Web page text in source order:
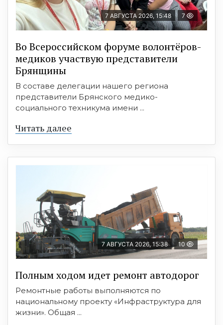
7 АВГУСТА 2026, 15:48 7
Во Всероссийском форуме волонтёров-
медиков участвую представители
Брянщины
В составе делегации нашего региона
представители Брянского медико-
социального техникума имени ...
Читать далее
7 АВГУСТА 2026, 15:38 10
Полным ходом идет ремонт автодорог
Ремонтные работы выполняются по
национальному проекту «Инфраструктура для
жизни». Общая ...